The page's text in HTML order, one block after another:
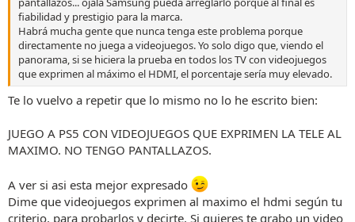
fiabilidad y prestigio para la marca.
Habrá mucha gente que nunca tenga este problema porque
directamente no juega a videojuegos. Yo solo digo que, viendo el
panorama, si se hiciera la prueba en todos los TV con videojuegos
que exprimen al máximo el HDMI, el porcentaje sería muy elevado.
Te lo vuelvo a repetir que lo mismo no lo he escrito bien:
JUEGO A PS5 CON VIDEOJUEGOS QUE EXPRIMEN LA TELE AL
MAXIMO. NO TENGO PANTALLAZOS.
A ver si asi esta mejor expresado
Dime que videojuegos exprimen al maximo el hdmi según tu
criterio, para probarlos y decirte. Si quieres te grabo un video